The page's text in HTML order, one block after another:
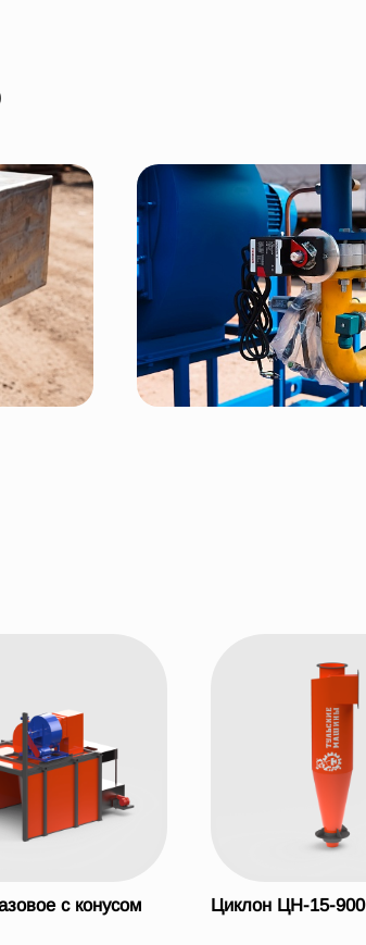
с конусом
Циклон ЦН-15-900